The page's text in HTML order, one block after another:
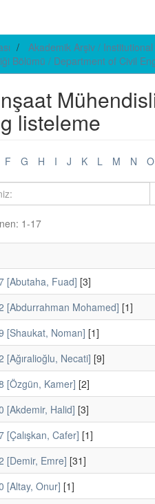
Akademik Arşiv /
Bölümü / Department of Civil
listeleme
F G H I J K L M N O
1-17
[Abutaha, Fuad] [3]
[Abdurrahman Mohamed] [1]
[Shaukat, Noman] [1]
Necati] [9]
[Özgün, Kamer] [2]
[Akdemir, Halid] [3]
Cafer] [1]
[Demir, Emre] [31]
[Altay, Onur] [1]